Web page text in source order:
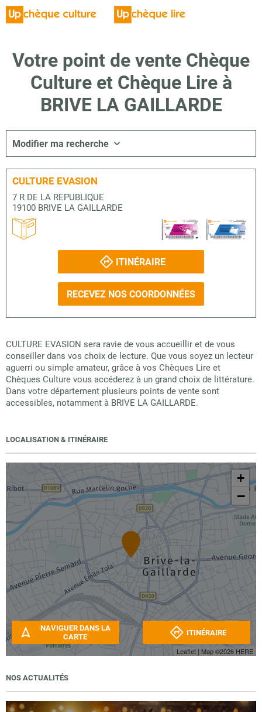
Votre point de vente Chèque
Culture et Chèque Lire à
BRIVE LA GAILLARDE
Modifier ma recherche
CULTURE EVASION
7 R DE LA REPUBLIQUE
19100 BRIVE LA GAILLARDE
ITINÉRAIRE
RECEVEZ NOS COORDONNÉES
CULTURE EVASION sera ravie de vous accueillir et de vous
conseiller dans vos choix de lecture. Que vous soyez un lecteur
aguerri ou simple amateur, grâce à vos Chèques Lire et
Chèques Culture vous accéderez à un grand choix de littérature.
Dans votre département plusieurs points de vente sont
accessibles, notamment à BRIVE LA GAILLARDE.
LOCALISATION & ITINÉRAIRE
+
−
Leaflet | Map ©2026 HERE
NAVIGUER DANS LA
CARTE
ITINÉRAIRE
NOS ACTUALITÉS